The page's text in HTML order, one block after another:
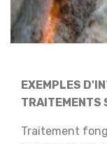
EXEMPLES
TRAITEMENTS
Traitement